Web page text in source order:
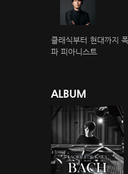
클래식부터 현대까지
파 피아니스트
ALBUM